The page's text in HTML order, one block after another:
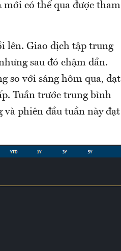
mới có thể qua được tham
lên. Giao dịch tập trung
sau đó chậm dần.
so với sáng hôm qua, đạt
Tuần trước trung bình
và phiên đầu tuần này đạt